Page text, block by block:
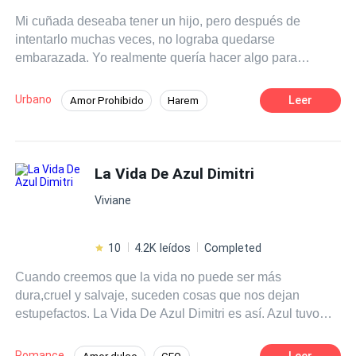
cualquier reproducción parcial o total de la misma será
penado por la ley**
Mi cuñada deseaba tener un hijo, pero después de
intentarlo muchas veces, no lograba quedarse
embarazada. Yo realmente quería hacer algo para
Urbano Amor Prohibido Harem Leer
La Vida De Azul Dimitri
Viviane
10 4.2K leídos Completed
Cuando creemos que la vida no puede ser más
dura,cruel y salvaje, suceden cosas que nos dejan
estupefactos. La Vida De Azul Dimitri es así. Azul tuvo
su familia y entre todas las piedras que se cruzó en el